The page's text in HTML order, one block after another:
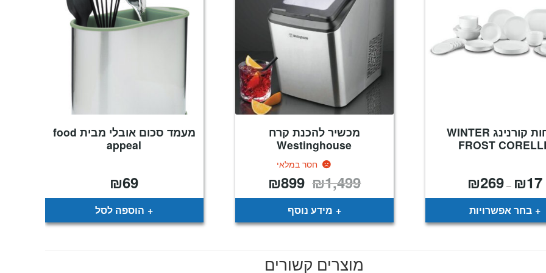
צלחות קורנינג WINTER
FROST
₪17
–
₪269
⁦₪17⁩
בחר אפשרויות
מכשיר להכנת קרח
Westinghouse
חסר במלאי
₪1,499 המחיר
המקורי
היה:
₪899
הוא:
מידע נוסף
מעמד סכום אובלי מבית food
appeal
₪69
הוספה לסל
מוצרים קשורים